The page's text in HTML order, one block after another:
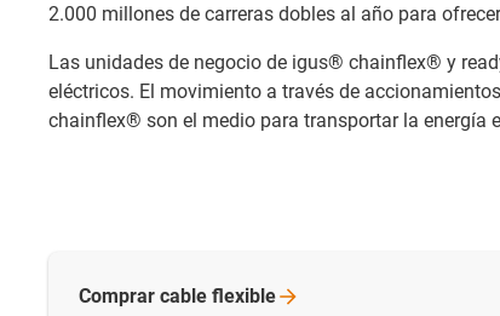
2.000 millones de carreras dobles al año para
Las unidades de negocio de igus® chainflex® y
eléctricos. El movimiento a través de
chainflex® son el medio para transportar la energía
Comprar cable flexible